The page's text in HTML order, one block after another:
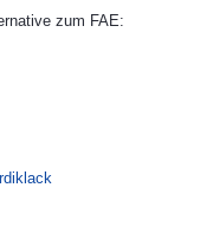
zum FAE: